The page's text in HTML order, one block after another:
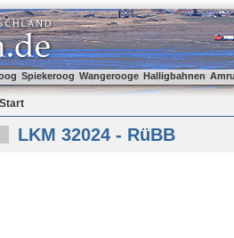
Spiekeroog Wangerooge Halligbahnen
Start
LKM 32024 - RüBB